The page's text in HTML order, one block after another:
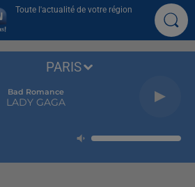
Toute l'actualité de votre région
Bad Romance
LADY GAGA
PARIS